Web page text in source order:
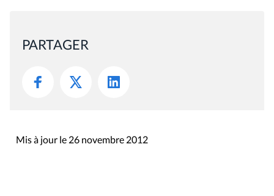
PARTAGER
Mis à jour le 26 novembre 2012